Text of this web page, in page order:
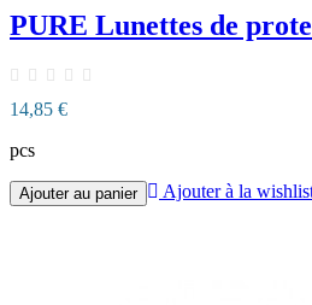
PURE Lunettes de
14,85 €
pcs
Ajouter au panier Ajouter à la